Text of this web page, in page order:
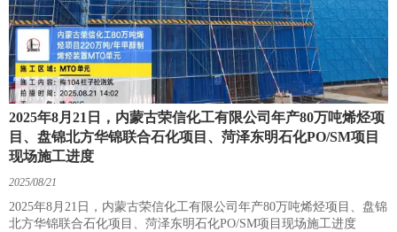
2025年8月21日，内蒙古荣信化工有限公司年产80万吨烯烃项
目、盘锦北方华锦联合石化项目、菏泽东明石化PO/SM项目
现场施工进度
2025/08/21
2025年8月21日，内蒙古荣信化工有限公司年产80万吨烯烃项目、盘锦
北方华锦联合石化项目、菏泽东明石化PO/SM项目现场施工进度